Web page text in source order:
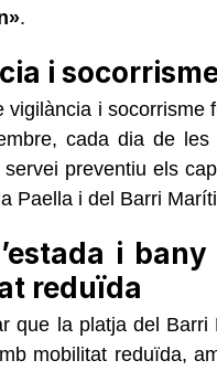
.
i
vigilància i socorrisme
cada dia de
servei preventiu els
Paella i del Barri
i
reduïda
que la platja del
mobilitat reduïda,